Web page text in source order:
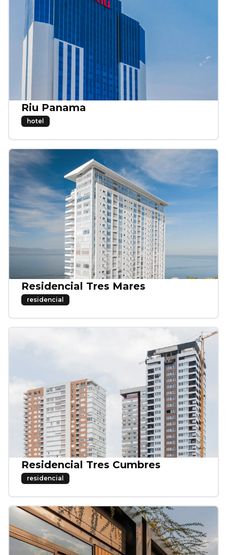
Riu Panama
hotel
Residencial Tres Mares
residencial
Residencial Tres Cumbres
residencial